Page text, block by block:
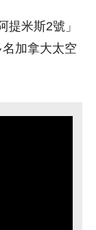
提米斯2號」
名加拿大太空